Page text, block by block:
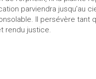
parviendra jusqu’au
Il persévère tant
rendu justice.